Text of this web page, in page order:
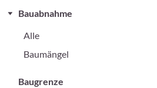
Bauabnahme
Alle
Baumängel
Baugrenze